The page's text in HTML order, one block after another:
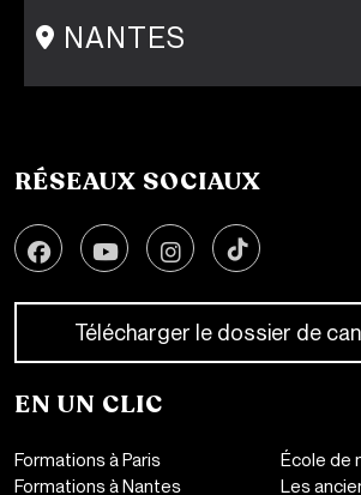
+33 1 86 47 29 92
NANTES
31-33 rue Saint Léonard
RÉSEAUX SOCIAUX
Télécharger le dossier de
EN UN CLIC
Formations à Paris
Formations à Nantes
École de
Les